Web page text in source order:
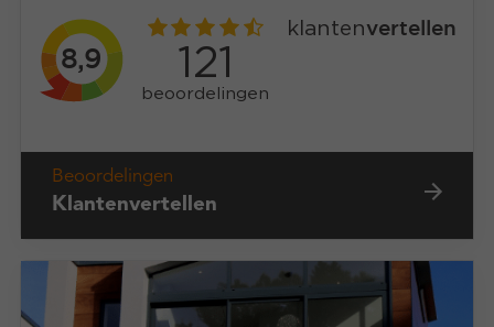
Beoordelingen
Klantenvertellen